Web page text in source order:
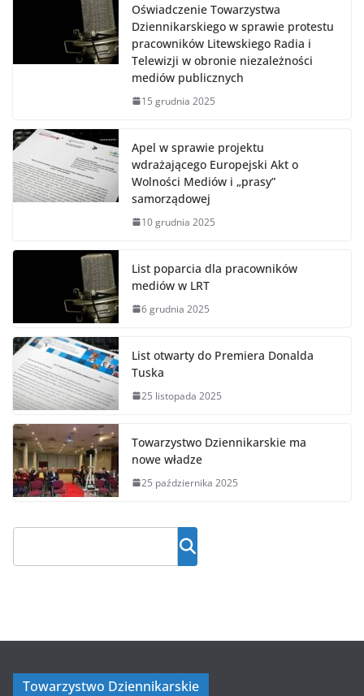
Oświadczenie Towarzystwa
Dziennikarskiego w sprawie protestu
pracowników Litewskiego Radia i
Telewizji w obronie niezależności
mediów publicznych
15 grudnia 2025
Apel w sprawie projektu
wdrażającego Europejski Akt o
Wolności Mediów i „prasy”
samorządowej
10 grudnia 2025
List poparcia dla pracowników
mediów w LRT
6 grudnia 2025
List otwarty do Premiera Donalda
Tuska
25 listopada 2025
Towarzystwo Dziennikarskie ma
nowe władze
25 października 2025
Towarzystwo Dziennikarskie